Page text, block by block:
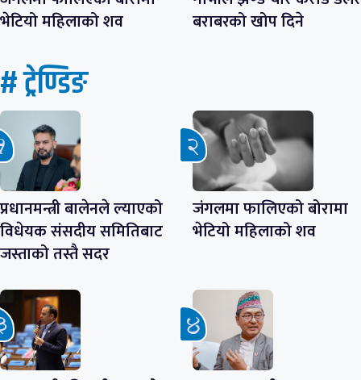
भेटियो महिलाको शव
बराबरको खोप दिने
# ट्रेण्डिङ
प्रधानमन्त्री बालेनले ल्याएको
विधेयक संसदीय समितिबाट
जस्ताको तस्तै सदर
जंगलमा फालिएको बोरामा
भेटियो महिलाको शव